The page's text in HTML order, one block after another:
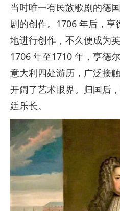
当时唯一有民族歌剧的德
剧的创作。1706 年后，
地进行创作，不久便成为
1706 年至1710 年，亨德
意大利四处游历，广泛接
开阔了艺术眼界。归国后
廷乐长。